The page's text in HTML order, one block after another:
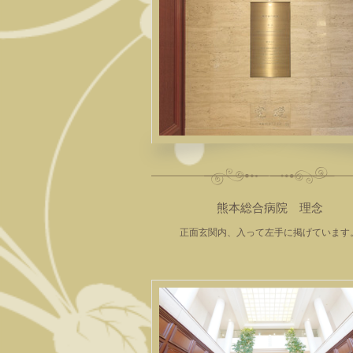
熊本総合病院 理念
正面玄関内、入って左手に掲げています